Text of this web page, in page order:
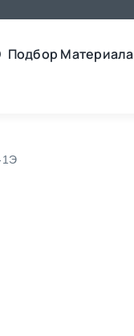
Подбор Материалa
1Э